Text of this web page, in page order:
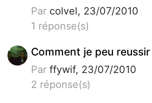
Par colvel, 23/07/2010
1 réponse(s)
Comment je peu
Par ffywif, 23/07/2010
2 réponse(s)